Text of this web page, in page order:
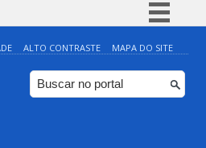
Simplifique!
Comunica BR
Participe
ALTO CONTRASTE MAPA DO SITE